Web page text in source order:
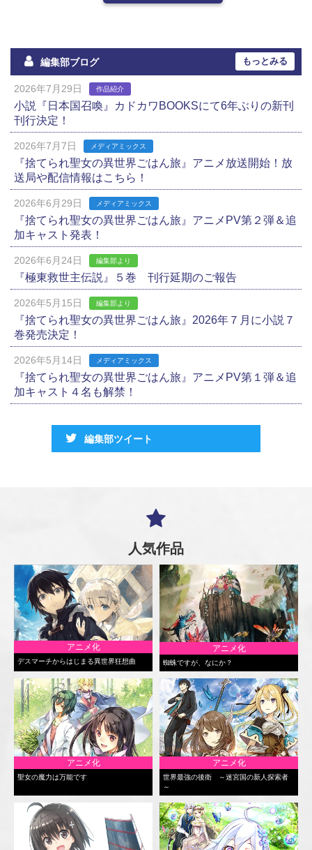
編集部ブログ もっとみる
2026年7月29日 作品紹介
小説『日本国召喚』カドカワBOOKSにて6年ぶりの新刊
刊行決定！
2026年7月7日 メディアミックス
『捨てられ聖女の異世界ごはん旅』アニメ放送開始！放
送局や配信情報はこちら！
2026年6月29日 メディアミックス
『捨てられ聖女の異世界ごはん旅』アニメPV第２弾＆追
加キャスト発表！
2026年6月24日 編集部より
『極東救世主伝説』５巻 刊行延期のご報告
2026年5月15日 編集部より
『捨てられ聖女の異世界ごはん旅』2026年７月に小説７
巻発売決定！
2026年5月14日 メディアミックス
『捨てられ聖女の異世界ごはん旅』アニメPV第１弾＆追
加キャスト４名も解禁！
編集部ツイート
人気作品
アニメ化
デスマーチからはじまる異世界狂想曲
アニメ化
蜘蛛ですが、なにか？
アニメ化
聖女の魔力は万能です
アニメ化
世界最強の後衛 ～迷宮国の新人探索者
～